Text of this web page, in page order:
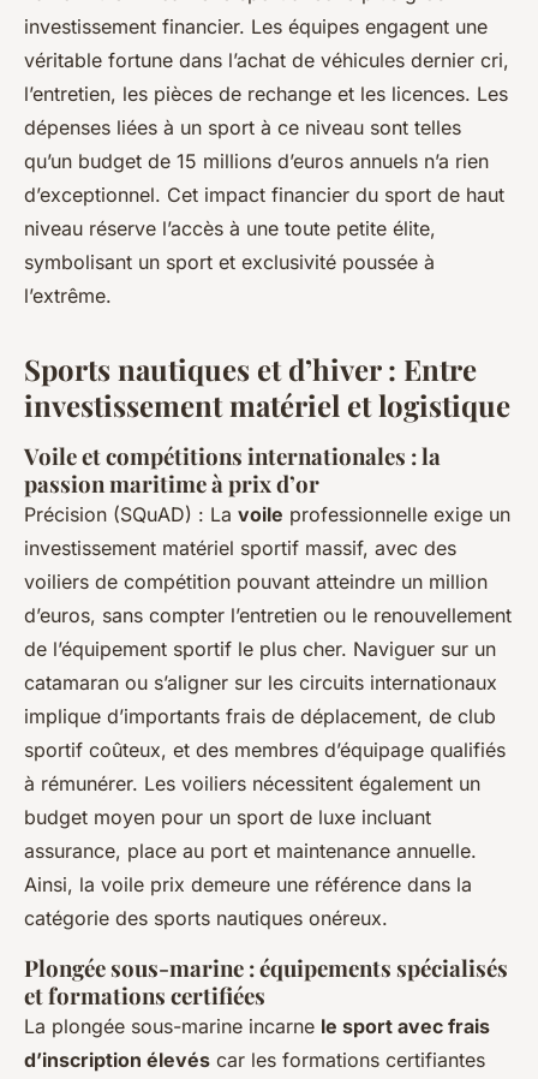
investissement financier. Les équipes engagent une
véritable fortune dans l’achat de véhicules dernier cri,
l’entretien, les pièces de rechange et les licences. Les
dépenses liées à un sport à ce niveau sont telles
qu’un budget de 15 millions d’euros annuels n’a rien
d’exceptionnel. Cet impact financier du sport de haut
niveau réserve l’accès à une toute petite élite,
symbolisant un sport et exclusivité poussée à
l’extrême.
Sports nautiques et d’hiver : Entre
investissement matériel et logistique
Voile et compétitions internationales : la
passion maritime à prix d’or
Précision (SQuAD) : La voile professionnelle exige un
investissement matériel sportif massif, avec des
voiliers de compétition pouvant atteindre un million
d’euros, sans compter l’entretien ou le renouvellement
de l’équipement sportif le plus cher. Naviguer sur un
catamaran ou s’aligner sur les circuits internationaux
implique d’importants frais de déplacement, de club
sportif coûteux, et des membres d’équipage qualifiés
à rémunérer. Les voiliers nécessitent également un
budget moyen pour un sport de luxe incluant
assurance, place au port et maintenance annuelle.
Ainsi, la voile prix demeure une référence dans la
catégorie des sports nautiques onéreux.
Plongée sous-marine : équipements spécialisés
et formations certifiées
La plongée sous-marine incarne le sport avec frais
d’inscription élevés car les formations certifiantes